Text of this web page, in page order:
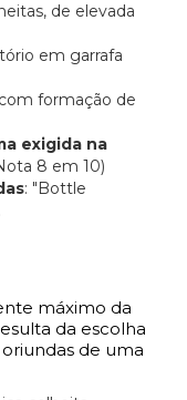
de elevada
em garrafa
formação de
exigida na
8 em 10)
: "Bottle
máximo da
da escolha
de uma